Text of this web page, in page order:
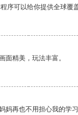
序可以给你提供全球覆
面精美，玩法丰富。
妈再也不用担心我的学习